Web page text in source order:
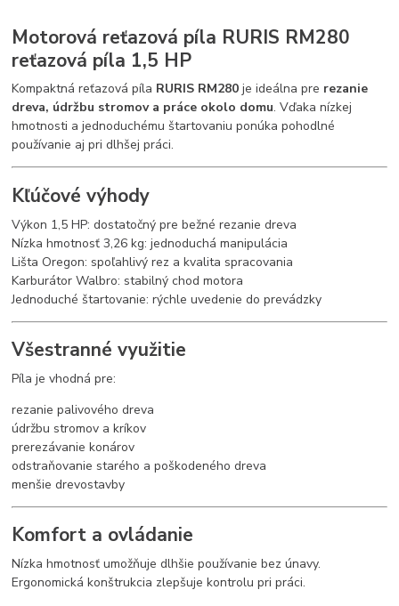
Motorová reťazová píla RURIS RM280
reťazová píla 1,5 HP
Kompaktná reťazová píla RURIS RM280 je ideálna pre rezanie
dreva, údržbu stromov a práce okolo domu. Vďaka nízkej
hmotnosti a jednoduchému štartovaniu ponúka pohodlné
používanie aj pri dlhšej práci.
Kľúčové výhody
Výkon 1,5 HP: dostatočný pre bežné rezanie dreva
Nízka hmotnosť 3,26 kg: jednoduchá manipulácia
Lišta Oregon: spoľahlivý rez a kvalita spracovania
Karburátor Walbro: stabilný chod motora
Jednoduché štartovanie: rýchle uvedenie do prevádzky
Všestranné využitie
Píla je vhodná pre:
rezanie palivového dreva
údržbu stromov a kríkov
prerezávanie konárov
odstraňovanie starého a poškodeného dreva
menšie drevostavby
Komfort a ovládanie
Nízka hmotnosť umožňuje dlhšie používanie bez únavy.
Ergonomická konštrukcia zlepšuje kontrolu pri práci.